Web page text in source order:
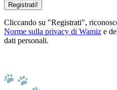
Registrati!
Cliccando su "Registrati",
Norme sulla privacy di Wamiz e
dati personali.